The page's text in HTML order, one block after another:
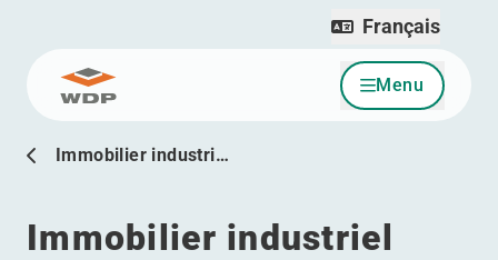
Allez au contenu Menu
Français
Immobilier industri…
Immobilier industriel